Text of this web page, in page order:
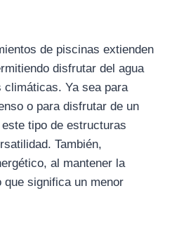
de piscinas extienden
disfrutar del agua
Ya sea para
o para disfrutar de un
tipo de estructuras
También,
al mantener la
que significa un menor